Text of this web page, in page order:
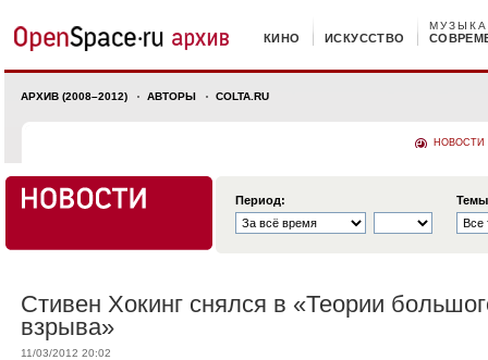
КИНО ИСКУССТВО
МУЗЫКА
АРХИВ (2008–2012) АВТОРЫ COLTA.RU
НОВОСТИ
Период:
Стивен Хокинг снялся в «Теории
взрыва»
11/03/2012 20:02